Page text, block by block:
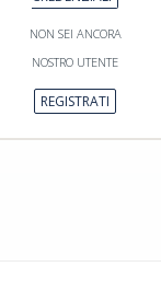
NON SEI ANCORA
NOSTRO UTENTE
REGISTRATI